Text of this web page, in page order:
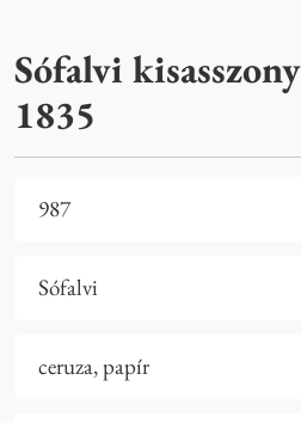
Sófalvi kisasszony
1835
987
Sófalvi
ceruza, papír